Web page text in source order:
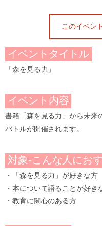
このイベン
イベントタイトル
「森を見る力」
イベント内容
書籍「森を見る力」から未来
バトルが開催されます。
対象-こんな人にお
・「森を見る力」が好きな方
・本について語ることが好き
・教育に関心のある方